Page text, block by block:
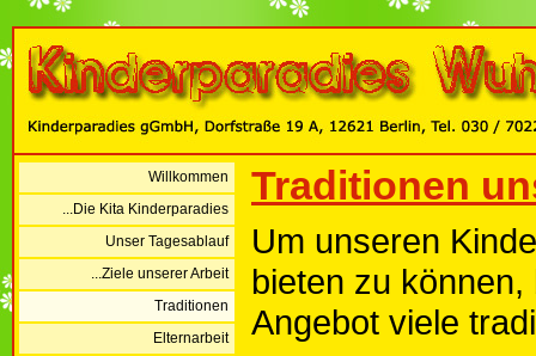
Willkommen
...Die Kita Kinderparadies
Unser Tagesablauf
...Ziele unserer Arbeit
Traditionen
Elternarbeit
Traditionen
Um unseren
bieten zu
Angebot viele